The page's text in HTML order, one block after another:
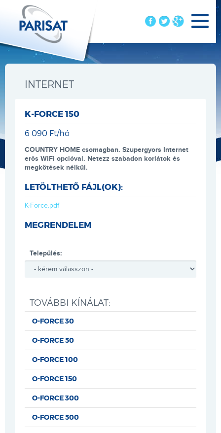
INTERNET
K-FORCE 150
6 090 Ft/hó
COUNTRY HOME csomagban. Szupergyors Internet
erős WiFi opcióval. Netezz szabadon korlátok és
megkötések nélkül.
LETÖLTHETŐ FÁJL(OK):
K-Force.pdf
MEGRENDELEM
Település:
TOVÁBBI KÍNÁLAT:
O-FORCE 30
O-FORCE 50
O-FORCE 100
O-FORCE 150
O-FORCE 300
O-FORCE 500